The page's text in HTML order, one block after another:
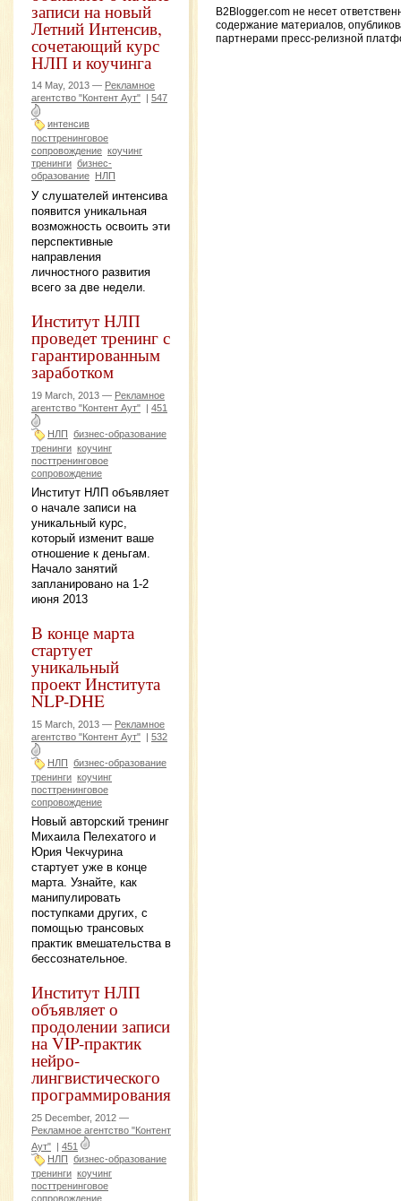
записи на новый
Летний Интенсив,
сочетающий курс
НЛП и коучинга
14 May, 2013 — Рекламное
агентство "Контент Аут"
547
интенсив
посттренинговое
сопровождение коучинг
тренинги бизнес-
образование
НЛП
У слушателей интенсива
появится уникальная
возможность освоить эти
перспективные
направления
личностного развития
всего за две недели.
Институт НЛП
проведет тренинг с
гарантированным
заработком
19 March, 2013 — Рекламное
агентство "Контент Аут" | 451
НЛП бизнес-образование
тренинги коучинг
посттренинговое
сопровождение
Институт НЛП объявляет
о начале записи на
уникальный курс,
который изменит ваше
отношение к деньгам.
Начало занятий
запланировано на 1-2
июня 2013
В конце марта
стартует
уникальный
проект Института
NLP-DHE
15 March, 2013 — Рекламное
агентство "Контент Аут" | 532
НЛП бизнес-образование
тренинги коучинг
посттренинговое
сопровождение
Новый авторский тренинг
Михаила Пелехатого и
Юрия Чекчурина
стартует уже в конце
марта. Узнайте, как
манипулировать
поступками других, с
помощью трансовых
практик вмешательства в
бессознательное.
Институт НЛП
объявляет о
продолении записи
на VIP-практик
нейро-
лингвистического
программирования
25 December, 2012 —
Рекламное агентство "Контент
Аут" | 451
НЛП бизнес-образование
тренинги коучинг
посттренинговое
сопровождение
B2Blogger.com не несет
содержание материалов,
партнерами пресс-релизной